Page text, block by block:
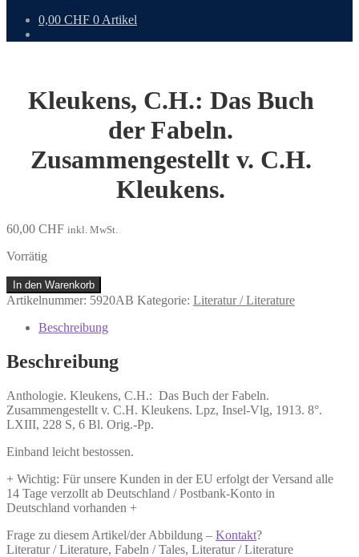
0,00 CHF 0 Artikel
Kleukens, C.H.: Das Buch
der Fabeln.
Zusammengestellt v. C.H.
Kleukens.
60,00 CHF inkl. MwSt.
Vorrätig
Kleukens,
C.H.:
Buch
Fabeln.
Zusammengestellt
C.H.
Kleukens.
Menge
In den Warenkorb
Artikelnummer: 5920AB Kategorie: Literatur / Literature
Beschreibung
Beschreibung
Anthologie. Kleukens, C.H.: Das Buch der Fabeln.
Zusammengestellt v. C.H. Kleukens. Lpz, Insel-Vlg, 1913. 8°.
LXIII, 228 S, 6 Bl. Orig.-Pp.
Einband leicht bestossen.
+ Wichtig: Für unsere Kunden in der EU erfolgt der Versand alle
14 Tage verzollt ab Deutschland / Postbank-Konto in
Deutschland vorhanden +
Frage zu diesem Artikel/der Abbildung – Kontakt?
Literatur / Literature, Fabeln / Tales, Literatur / Literature